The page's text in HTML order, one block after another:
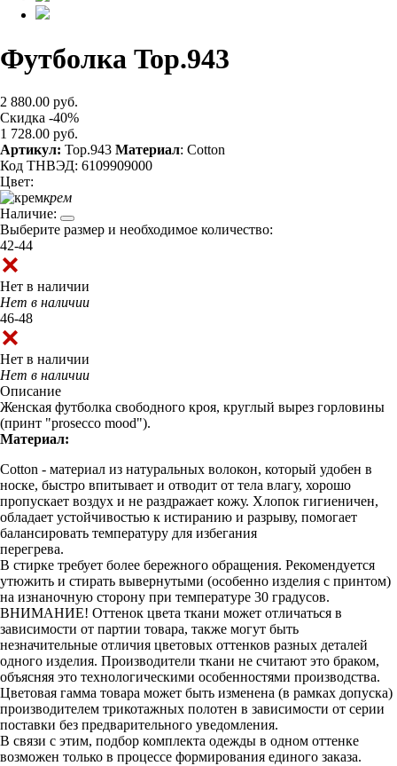
Футболка Top.943
2 880.00 руб.
Скидка -40%
1 728.00 руб.
Артикул: Top.943 Материал: Cotton
Код ТНВЭД: 6109909000
Цвет:
крем
Наличие:
Выберите размер и необходимое количество:
42-44
Нет в наличии
Нет в наличии
46-48
Нет в наличии
Нет в наличии
Описание
Женская футболка свободного кроя, круглый вырез горловины
(принт "prosecco mood").
Материал:
Cotton - материал из натуральных волокон, который удобен в
носке, быстро впитывает и отводит от тела влагу, хорошо
пропускает воздух и не раздражает кожу. Хлопок гигиеничен,
обладает устойчивостью к истиранию и разрыву, помогает
балансировать температуру для избегания
перегрева.
В стирке требует более бережного обращения. Рекомендуется
утюжить и стирать вывернутыми (особенно изделия с принтом)
на изнаночную сторону при температуре 30 градусов.
ВНИМАНИЕ! Оттенок цвета ткани может отличаться в
зависимости от партии товара, также могут быть
незначительные отличия цветовых оттенков разных деталей
одного изделия. Производители ткани не считают это браком,
объясняя это технологическими особенностями производства.
Цветовая гамма товара может быть изменена (в рамках допуска)
производителем трикотажных полотен в зависимости от серии
поставки без предварительного уведомления.
В связи с этим, подбор комплекта одежды в одном оттенке
возможен только в процессе формирования единого заказа.